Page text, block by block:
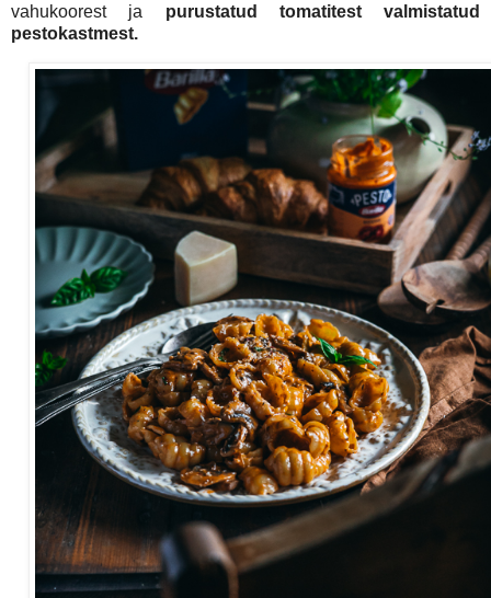
vahukoorest ja purustatud tomatitest valmistatud
pestokastmest.